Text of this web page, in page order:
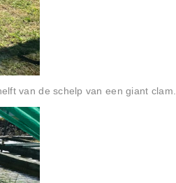
van de schelp van een giant clam.